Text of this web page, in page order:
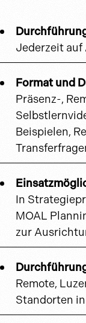
Jederzeit auf
Format und
Präsenz-,
Beispielen,
In
MOAL
zur
Remote,
Standorten